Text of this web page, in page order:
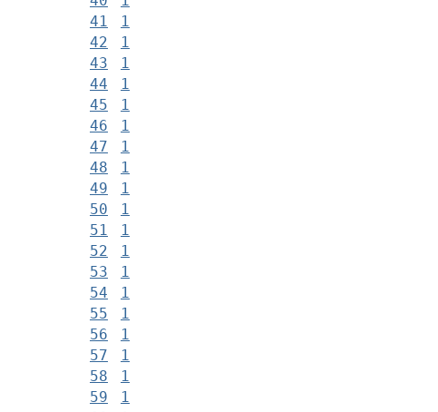
41
1
42
1
43
1
44
1
45
1
46
1
47
1
48
1
49
1
50
1
51
1
52
1
53
1
54
1
55
1
56
1
57
1
58
1
59
1